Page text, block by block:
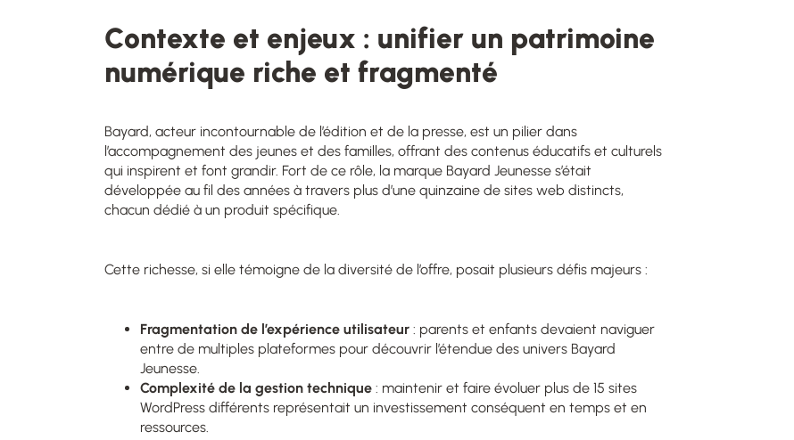
Contexte et enjeux : unifier un patrimoine
numérique riche et fragmenté
Bayard, acteur incontournable de l’édition et de la presse, est un pilier dans
l’accompagnement des jeunes et des familles, offrant des contenus éducatifs et culturels
qui inspirent et font grandir. Fort de ce rôle, la marque Bayard Jeunesse s’était
développée au fil des années à travers plus d’une quinzaine de sites web distincts,
chacun dédié à un produit spécifique.
Cette richesse, si elle témoigne de la diversité de l’offre, posait plusieurs défis majeurs :
Fragmentation de l’expérience utilisateur : parents et enfants devaient naviguer
entre de multiples plateformes pour découvrir l’étendue des univers Bayard
Jeunesse.
Complexité de la gestion technique : maintenir et faire évoluer plus de 15 sites
WordPress différents représentait un investissement conséquent en temps et en
ressources.